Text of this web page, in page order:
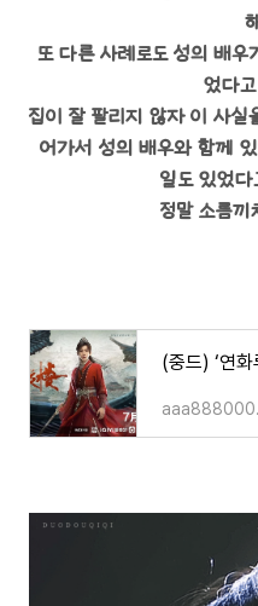
또 다른 사례로도 성의 배
었다
집이 잘 팔리지 않자 이 사
어가서 성의 배우와 함께
일도 있었다
정말 소름끼